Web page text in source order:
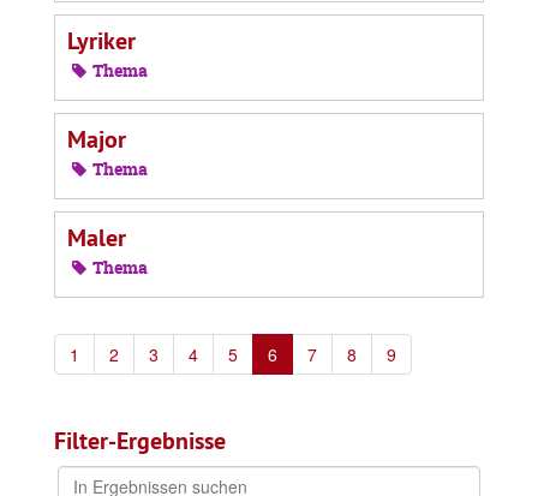
Lyriker
Thema
Major
Thema
Maler
Thema
1 2 3 4 5 6 7 8 9
Filter-Ergebnisse
In